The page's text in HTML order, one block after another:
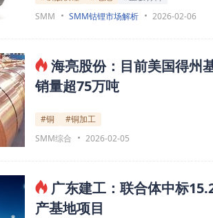
SMM
SMM钴锂市场解析 2026-02-06
海亮股份：目前美国得州
销量超75万吨
#铜
#铜加工
SMM综合
2026-02-05
广东建工：联合体中标
产基地项目